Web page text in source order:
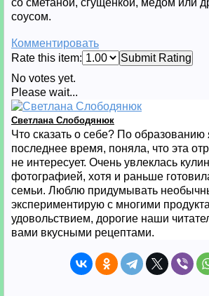
со сметаной, сгущенкой, медом или
соусом.
Комментировать
Rate this item:
Submit Rating
No votes yet.
Please wait...
Светлана Слободянюк
Что сказать о себе? По образованию
последнее время, поняла, что эта
не интересует. Очень увлеклась
фотографией, хотя и раньше
семьи. Люблю придумывать
экспериментирую с многими
удовольствием, дорогие наши
вами вкусными рецептами.